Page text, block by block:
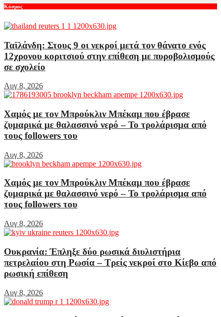
Κόσμος
Ταϊλάνδη: Στους 9 οι νεκροί μετά τον θάνατο ενός
12χρονου κοριτσιού στην επίθεση με πυροβολισμούς
σε σχολείο
Αυγ 8, 2026
Χαμός με τον Μπρούκλιν Μπέκαμ που έβρασε
ζυμαρικά με θαλασσινό νερό – Το τρολάρισμα από
τους followers του
Αυγ 8, 2026
Χαμός με τον Μπρούκλιν Μπέκαμ που έβρασε
ζυμαρικά με θαλασσινό νερό – Το τρολάρισμα από
τους followers του
Αυγ 8, 2026
Ουκρανία: Έπληξε δύο ρωσικά διυλιστήρια
πετρελαίου στη Ρωσία – Τρείς νεκροί στο Κίεβο από
ρωσική επίθεση
Αυγ 8, 2026